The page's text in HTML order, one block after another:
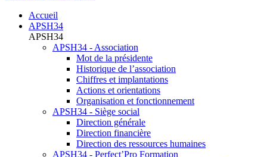
Accueil
APSH34
APSH34
APSH34 - Association
Mot de la présidente
Historique de l’association
Chiffres et implantations
Actions et orientations
Organisation et fonctionnement
APSH34 - Siège social
Direction générale
Direction financière
Direction des ressources humaines
APSH34 - Perfect’Pro Formation